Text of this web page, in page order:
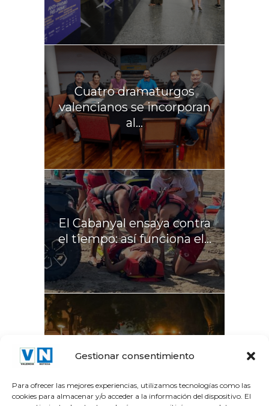
Gestionar consentimiento
Para ofrecer las mejores experiencias, utilizamos tecnologías como las
cookies para almacenar y/o acceder a la información del dispositivo. El
Cuatro dramaturgos
valencianos se incorporan
al...
El Cabanyal ensaya contra
el tiempo: así funciona el...
del Túria recupera el...